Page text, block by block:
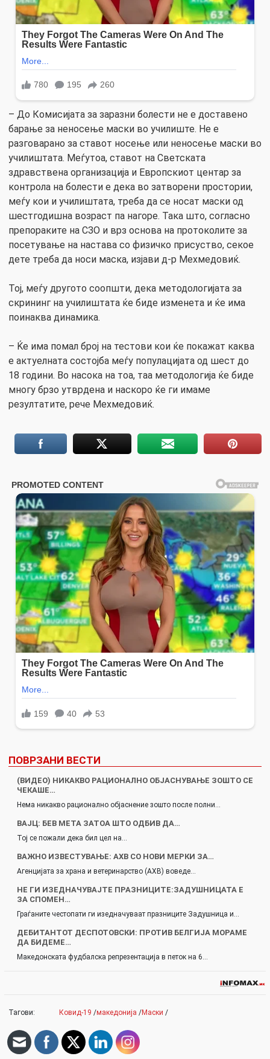
– До Комисијата за заразни болести не е доставено
барање за неносење маски во училиште. Не е
разговарано за ставот носење или неносење маски во
училиштата. Меѓутоа, ставот на Светската
здравствена организација и Европскиот центар за
контрола на болести е дека во затворени простории,
меѓу кои и училиштата, треба да се носат маски од
шестгодишна возраст па нагоре. Така што, согласно
препораките на СЗО и врз основа на протоколите за
посетување на настава со физичко присуство, секое
дете треба да носи маска, изјави д-р Мехмедовиќ.
Тој, меѓу другото соопшти, дека методологијата за
скрининг на училиштата ќе биде изменета и ќе има
поинаква динамика.
– Ќе има помал број на тестови кои ќе покажат каква
е актуелната состојба меѓу популацијата од шест до
18 години. Во насока на тоа, таа методологија ќе биде
многу брзо утврдена и наскоро ќе ги имаме
резултатите, рече Мехмедовиќ.
ПОВРЗАНИ ВЕСТИ
(ВИДЕО) НИКАКВО РАЦИОНАЛНО ОБЈАСНУВАЊЕ ЗОШТО СЕ
ЧЕКАШЕ…
Нема никакво рационално објаснение зошто после полни…
ВАЈЦ: БЕВ МЕТА ЗАТОА ШТО ОДБИВ ДА…
Тој се пожали дека бил цел на…
ВАЖНО ИЗВЕСТУВАЊЕ: АХВ СО НОВИ МЕРКИ ЗА…
Агенцијата за храна и ветеринарство (АХВ) воведе…
НЕ ГИ ИЗЕДНАЧУВАЈТЕ ПРАЗНИЦИТЕ:ЗАДУШНИЦАТА Е
ЗА СПОМЕН…
Граѓаните честопати ги изедначуваат празниците Задушница и…
ДЕБИТАНТОТ ДЕСПОТОВСКИ: ПРОТИВ БЕЛГИЈА МОРАМЕ
ДА БИДЕМЕ…
Македонската фудбалска репрезентација в петок на 6…
Тагови: Ковид-19 /македонија /Маски /